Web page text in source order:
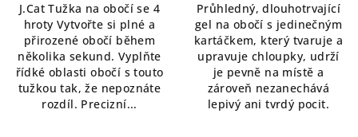
z
5
hvězdiček.
J.Cat Tužka na obočí se 4
hroty Vytvořte si plné a
přirozené obočí během
několika sekund. Vyplňte
řídké oblasti obočí s touto
tužkou tak, že nepoznáte
rozdíl. Precizní...
z
5
hvězdiček.
Průhledný, dlouhotrvající
gel na obočí s jedinečným
kartáčkem, který tvaruje a
upravuje chloupky, udrží
je pevně na místě a
zároveň nezanechává
lepivý ani tvrdý pocit.